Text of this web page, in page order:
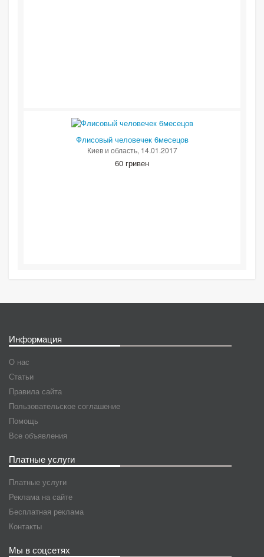
Флисовый человечек 6месецов
Киев и область, 14.01.2017
60 гривен
Информация
О нас
Статьи
Правила сайта
Пользовательское соглашение
Помощь
Все объявления
Платные услуги
Платные услуги
Реклама на сайте
Бесплатная реклама
Контакты
Мы в соцсетях